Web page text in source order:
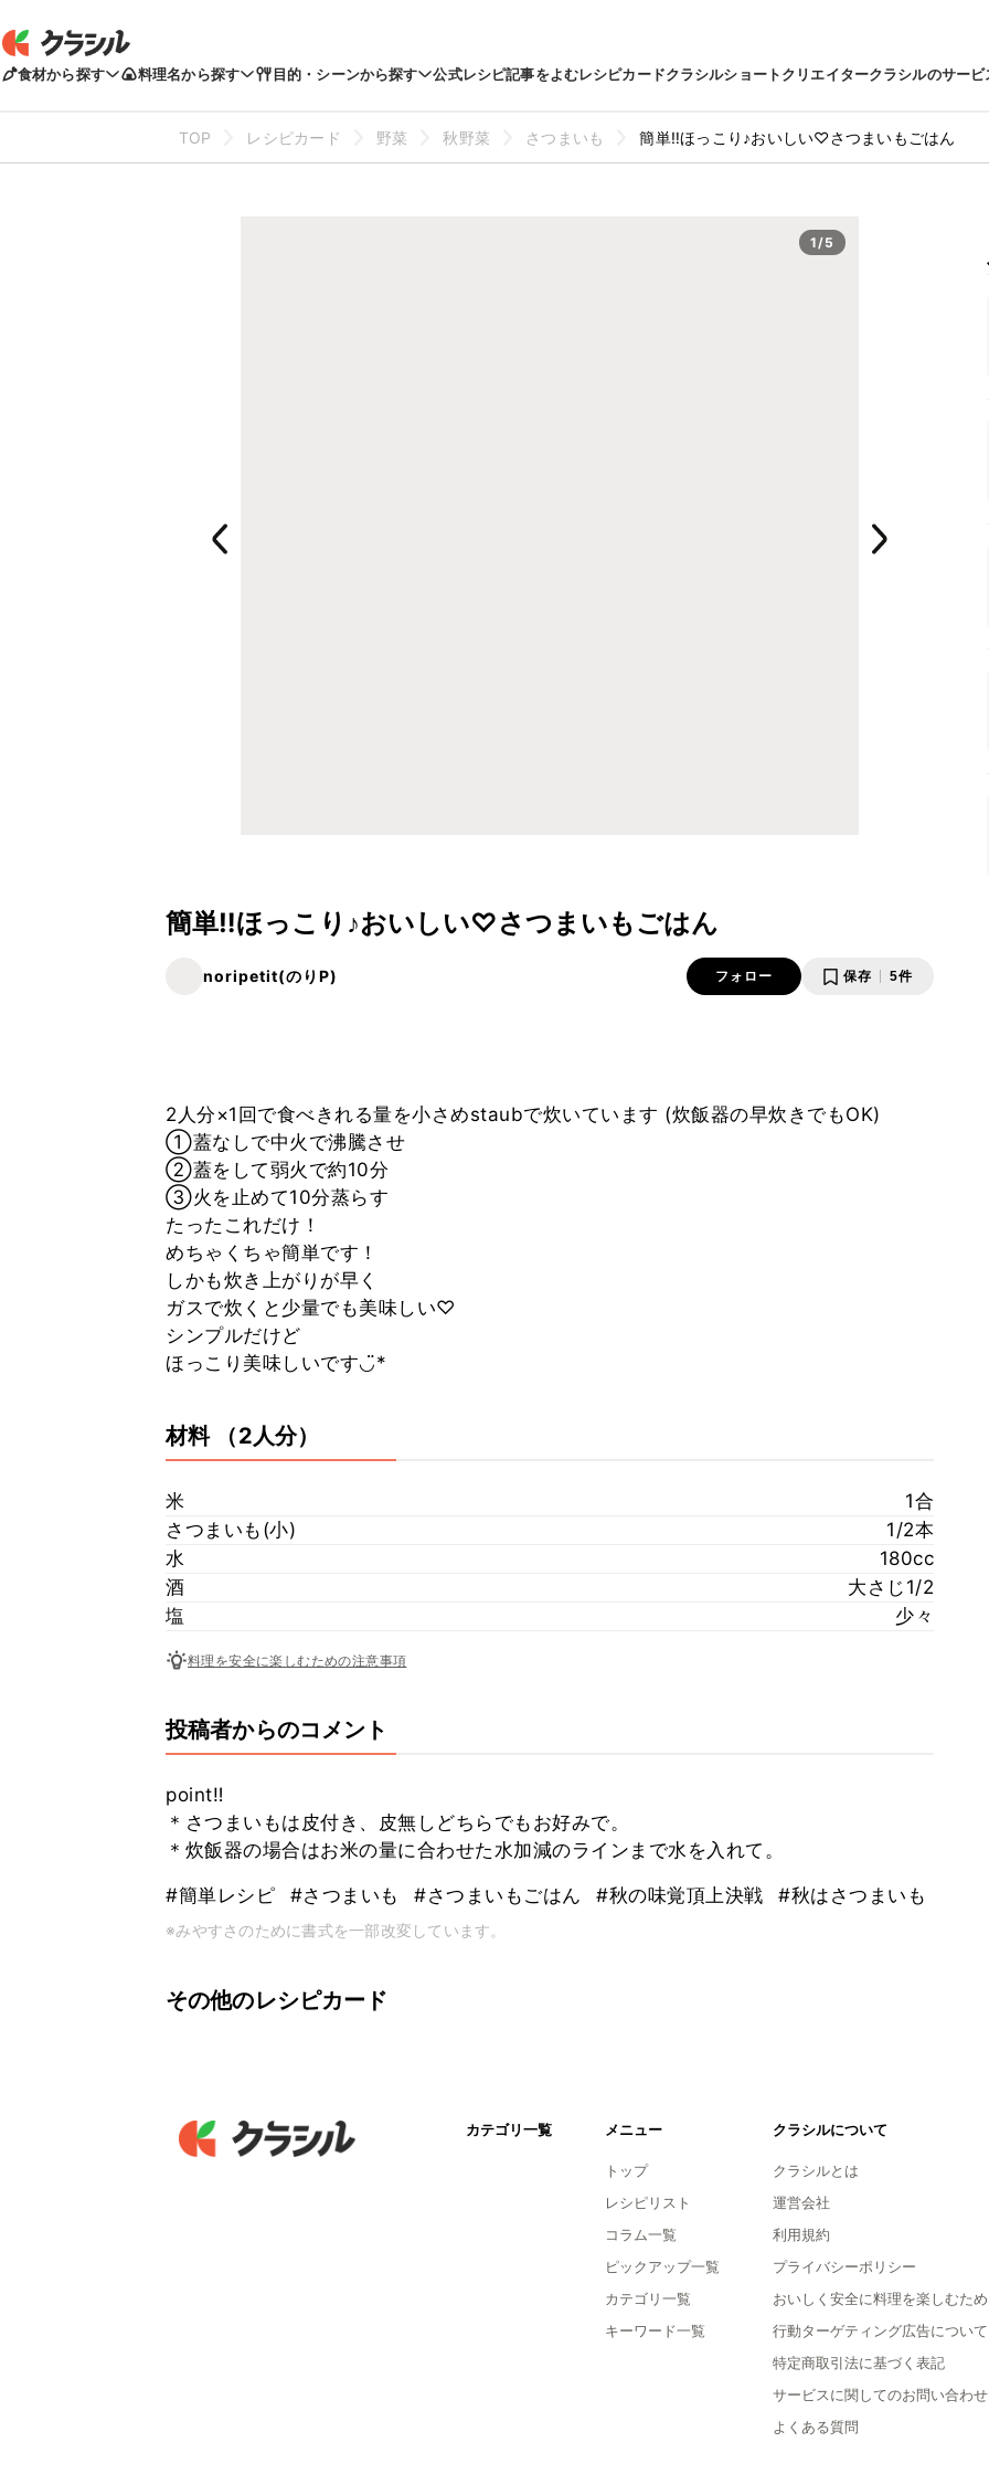
食材から探す 料理名から探す 目的・シーンから探す 公式レシピ記事をよむレシピカードクラシルショートクリエイタークラシルのサービ
TOP レシピカード 野菜 秋野菜 さつまいも 簡単‼︎ほっこり♪おいしい♡さつまいもごはん
1/5
簡単‼︎ほっこり♪おいしい♡さつまいもごはん
noripetit(のりP) フォロー 保存 5件
2人分×1回で食べきれる量を小さめstaubで炊いています (炊飯器の早炊きでもOK)
①蓋なしで中火で沸騰させ
②蓋をして弱火で約10分
③火を止めて10分蒸らす
たったこれだけ！
めちゃくちゃ簡単です！
しかも炊き上がりが早く
ガスで炊くと少量でも美味しい♡
シンプルだけど
ほっこり美味しいです◡̈︎*
材料 （2人分）
米
1合
さつまいも(小)
1/2本
水
180cc
酒
大さじ1/2
塩
少々
料理を安全に楽しむための注意事項
投稿者からのコメント
point‼︎
＊さつまいもは皮付き、皮無しどちらでもお好みで。
＊炊飯器の場合はお米の量に合わせた水加減のラインまで水を入れて。
#簡単レシピ #さつまいも #さつまいもごはん #秋の味覚頂上決戦 #秋はさつまいも
※みやすさのために書式を一部改変しています。
その他のレシピカード
カテゴリ一覧 メニュー
トップ
レシピリスト
コラム一覧
ピックアップ一覧
カテゴリ一覧
キーワード一覧
クラシルについて
クラシルとは
運営会社
利用規約
プライバシーポリシー
おいしく安全に料理を楽しむため
行動ターゲティング広告について
特定商取引法に基づく表記
サービスに関してのお問い合わせ
よくある質問